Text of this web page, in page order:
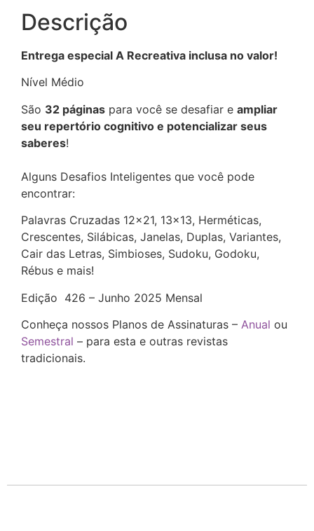
Descrição
Entrega especial A Recreativa inclusa no valor!
Nível Médio
São 32 páginas para você se desafiar e ampliar
seu repertório cognitivo e potencializar seus
saberes!
Alguns Desafios Inteligentes que você pode
encontrar:
Palavras Cruzadas 12×21, 13×13, Herméticas,
Crescentes, Silábicas, Janelas, Duplas, Variantes,
Cair das Letras, Simbioses, Sudoku, Godoku,
Rébus e mais!
Edição 426 – Junho 2025 Mensal
Conheça nossos Planos de Assinaturas – Anual ou
Semestral – para esta e outras revistas
tradicionais.